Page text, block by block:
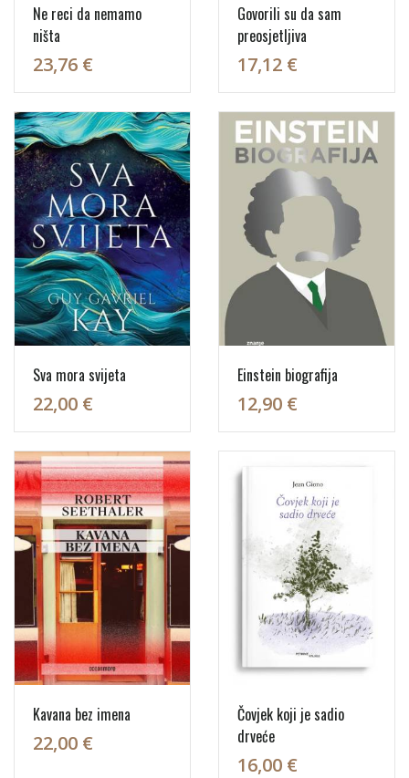
Ne reci da nemamo
ništa
23,76 €
Govorili su da sam
preosjetljiva
17,12 €
Sva mora svijeta
22,00 €
Einstein biografija
12,90 €
Kavana bez imena
22,00 €
Čovjek koji je sadio
drveće
16,00 €